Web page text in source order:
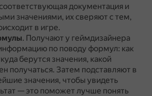
документация и
значениями, их сверяют с тем,
в игре.
. Получают у геймдизайнера
по поводу формул: как
берутся значения, какой
получаться. Затем подставляют в
значения, чтобы увидеть
— это поможет лучше понять